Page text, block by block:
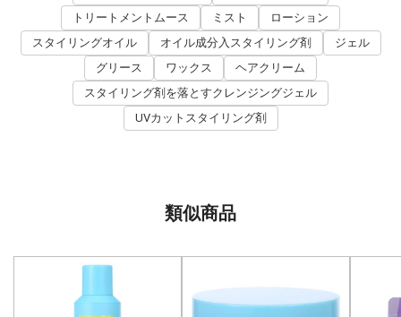
トリートメントムース
ミスト
ローション
スタイリングオイル
オイル成分入スタイリング剤
ジェル
グリース
ワックス
ヘアクリーム
スタイリング剤を落とすクレンジングジェル
UVカットスタイリング剤
類似商品